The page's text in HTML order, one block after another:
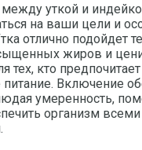
уткой и
на ваши цели и
отлично подойдет
жиров и
тех, кто
питание. Включение
умеренность,
организм